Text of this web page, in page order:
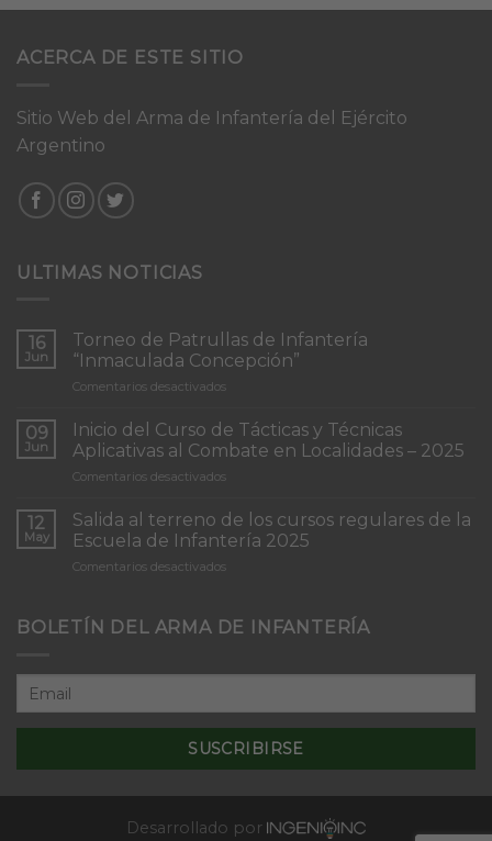
ACERCA DE ESTE SITIO
Sitio Web del Arma de Infantería del Ejército
Argentino
ULTIMAS NOTICIAS
16
Jun
Torneo de Patrullas de Infantería
“Inmaculada Concepción”
Comentarios desactivadosen
de
Patrullas
de
Infantería
Concepción”
09
Jun
Inicio del Curso de Tácticas y Técnicas
Aplicativas al Combate en Localidades – 2025
Comentarios desactivadosen
del
Curso
de
Tácticas
Aplicativas
12
May
Salida al terreno de los cursos regulares de la
Escuela de Infantería 2025
Comentarios desactivadosen
terreno
cursos
de
Escuela
de
BOLETÍN DEL ARMA DE INFANTERÍA
Desarrollado por